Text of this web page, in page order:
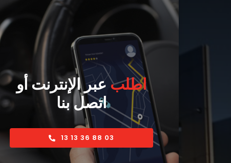
اطلبعبر الإنترنت أو
اتصل بنا
03 88 36 13 13